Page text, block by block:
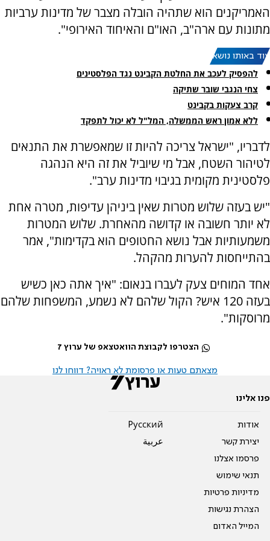
האמריקנים הוא שתהיה הובלה מצבר של מדינות ערביות
מתונות עם ארה"ב, האו"ם והאיחוד האירופי".
עוד באותו נושא:
להפסיק לעכב את החלטת הקבינט נגד הפלסטינים
צחי הנגבי שובר שתיקה
קרב צעקות בקבינט
ללא אמון ראש הממשלה, המל"ל לא יכול לתפקד
לדבריו, "ישראל צריכה להיות זו שמאפשרת את התנאים
לטיהור השטח, אבל מי שיוביל את זה היא הנהגה
פלסטינית מקומית בגיבוי מדינות ערב".
"יש בעזה שלוש מטרות שאין ביניהן עדיפות, מטרה אחת
לא יותר חשובה או קדושה מהאחרת. שלוש המטרות
משמעותיות אבל נושא החטופים הוא בקדימות", אמר
בהתייחסות להערות מהקהל.
אחד המוחים צעק לעברו בנאום: "איך אתה כאן כשיש
בעזה 120 איש? הקול שלהם לא נשמע, המשפחות שלהם
מרוסקות".
הצטרפו לקבוצת הוואטצאפ של ערוץ 7
מצאתם טעות או פרסומת לא ראויה? דווחו לנו
פנו אלינו
אודות
יצירת קשר
פרסמו אצלנו
תנאי שימוש
מדיניות פרטיות
הצהרת נגישות
המייל האדום
Pусский
عربية